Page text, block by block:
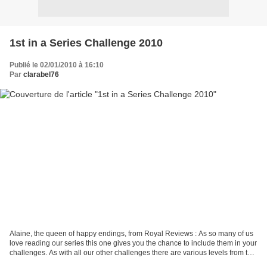
1st in a Series Challenge 2010
Publié le 02/01/2010 à 16:10
Par clarabel76
Alaine, the queen of happy endings, from Royal Reviews : As so many of us
love reading our series this one gives you the chance to include them in your
challenges. As with all our other challenges there are various levels from the